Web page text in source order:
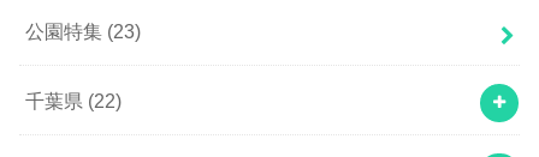
公園特集 (23)
千葉県 (22)